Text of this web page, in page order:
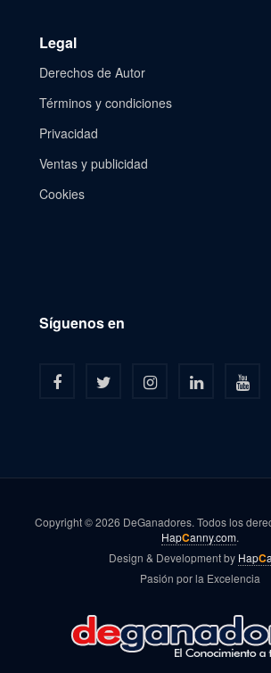
Legal
Derechos de Autor
Términos y condiciones
Privacidad
Ventas y publicidad
Cookies
Síguenos en
Copyright © 2026 DeGanadores. Todos los
HapCanny.com.
Design & Development by HapC
Pasión por la Excelencia